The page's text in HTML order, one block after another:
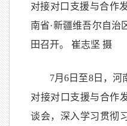
对接对口支援与合作
南省·新疆维吾尔自治
田召开。 崔志坚 摄
7月6日至8日，河
对接对口支援与合作
谈会，深入学习贯彻